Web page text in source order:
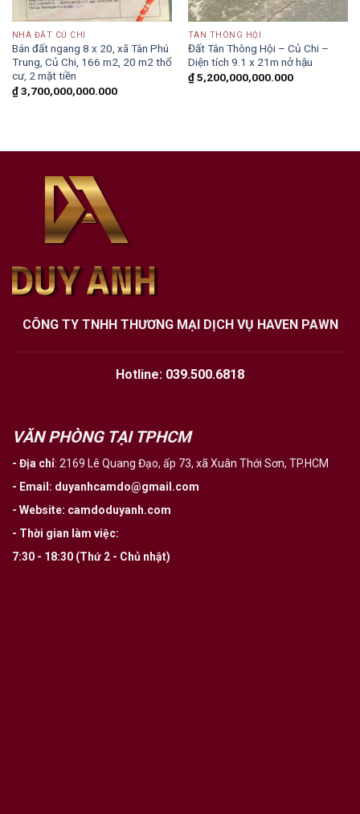
NHÀ ĐẤT CỦ CHI
Bán đất ngang 8 x 20, xã Tân Phú
Trung, Củ Chi, 166 m2, 20 m2 thổ
cư, 2 mặt tiền
₫3,700,000,000.000
TÂN THÔNG HỘI
Đất Tân Thông Hội – Củ Chi –
Diện tích 9.1 x 21m nở hậu
₫5,200,000,000.000
CÔNG TY TNHH THƯƠNG MẠI DỊCH VỤ HAVEN PAWN
Hotline: 039.500.6818
VĂN PHÒNG TẠI TPHCM
- Địa chỉ: 2169 Lê Quang Đạo, ấp 73, xã Xuân Thới Sơn, TP.HCM
- Email : duyanhcamdo@gmail.com
- Website: camdoduyanh.com
- Thời gian làm việc:
7:30 - 18:30 (Thứ 2 - Chủ nhật)